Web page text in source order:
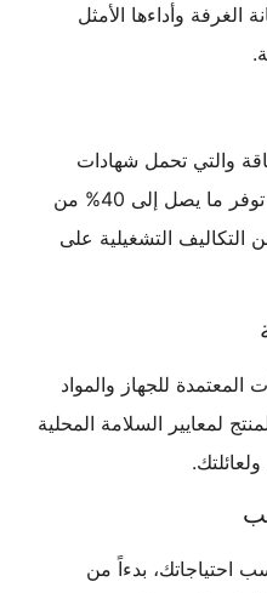
الغرفة وأداءها الأمثل
والتي تحمل شهادات
كفاءة معتمدة. الأجهزة الحديثة توفر ما يصل إلى 40% من
التكاليف التشغيلية على
المعتمدة للجهاز والمواد
لمعايير السلامة المحلية
احتياجاتك، بدءاً من